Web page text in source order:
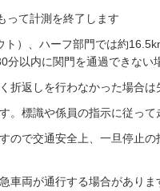
って計測を終了します
）、ハーフ部門では約
以内に関門を通過できない
返しを行わなかった場合は
標識や係員の指示に従って
ので交通安全上、一旦停止
車両が通行する場合があり